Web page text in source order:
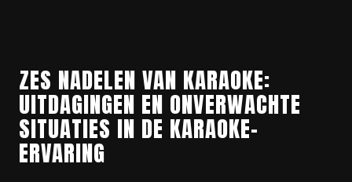
ZES NADELEN VAN KARAOKE:
UITDAGINGEN EN ONVERWACHTE
SITUATIES IN DE KARAOKE-
ERVARING